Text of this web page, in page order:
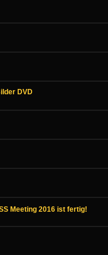
DVD
Meeting 2016 ist fertig!